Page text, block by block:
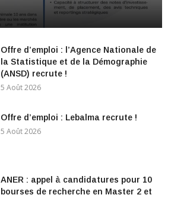
Offre d’emploi : l’Agence Nationale de
la Statistique et de la Démographie
(ANSD) recrute !
5 Août 2026
Offre d’emploi : Lebalma recrute !
5 Août 2026
ANER : appel à candidatures pour 10
bourses de recherche en Master 2 et